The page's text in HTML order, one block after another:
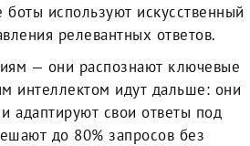
используют искусственный
релевантных ответов.
— они распознают ключевые
интеллектом идут дальше: они
адаптируют свои ответы под
до 80% запросов без